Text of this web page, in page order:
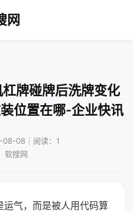
网
牌碰牌后洗牌变化
位置在哪-企业快讯
08｜阅读：1
软搜网
气，而是被人用代码算